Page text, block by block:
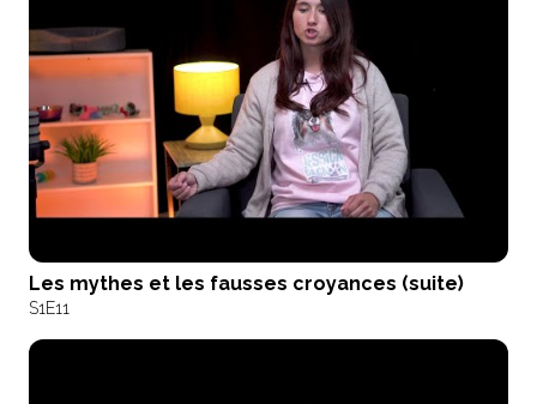
Les mythes et les fausses croyances (suite)
S1E11